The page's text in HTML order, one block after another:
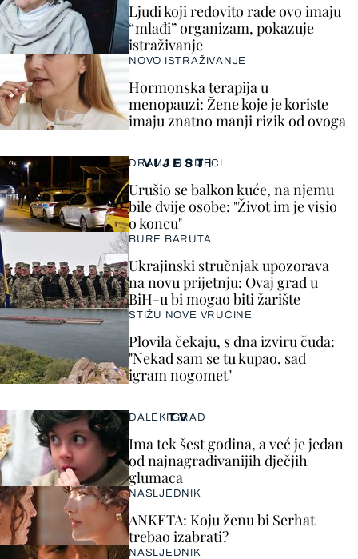
VIJESTI
DRAMA U RIJECI
Urušio se balkon kuće, na njemu
bile dvije osobe: "Život im je visio
o koncu"
BURE BARUTA
Ukrajinski stručnjak upozorava
na novu prijetnju: Ovaj grad u
BiH-u bi mogao biti žarište
STIŽU NOVE VRUĆINE
Plovila čekaju, s dna izviru čuda:
"Nekad sam se tu kupao, sad
igram nogomet"
Ljudi koji redovito rade ovo imaju
“mlađi” organizam, pokazuje
istraživanje
NOVO ISTRAŽIVANJE
Hormonska terapija u
menopauzi: Žene koje je koriste
imaju znatno manji rizik od ovoga
TV
DALEKI GRAD
Ima tek šest godina, a već je jedan
od najnagrađivanijih dječjih
glumaca
NASLJEDNIK
ANKETA: Koju ženu bi Serhat
trebao izabrati?
NASLJEDNIK